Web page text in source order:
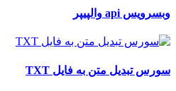
وبسرویس api والپیپر
سورس تبدیل متن به فایل TXT